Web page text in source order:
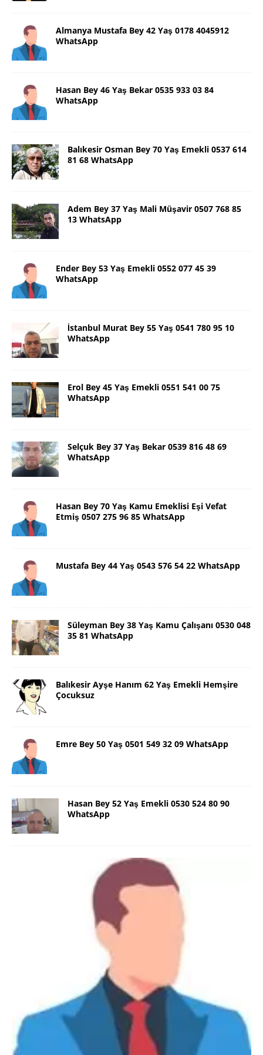
Almanya Mustafa Bey 42 Yaş 0178 4045912
WhatsApp
Hasan Bey 46 Yaş Bekar 0535 933 03 84
WhatsApp
Balıkesir Osman Bey 70 Yaş Emekli 0537 614
81 68 WhatsApp
Adem Bey 37 Yaş Mali Müşavir 0507 768 85
13 WhatsApp
Ender Bey 53 Yaş Emekli 0552 077 45 39
WhatsApp
İstanbul Murat Bey 55 Yaş 0541 780 95 10
WhatsApp
Erol Bey 45 Yaş Emekli 0551 541 00 75
WhatsApp
Selçuk Bey 37 Yaş Bekar 0539 816 48 69
WhatsApp
Hasan Bey 70 Yaş Kamu Emeklisi Eşi Vefat
Etmiş 0507 275 96 85 WhatsApp
Mustafa Bey 44 Yaş 0543 576 54 22 WhatsApp
Süleyman Bey 38 Yaş Kamu Çalışanı 0530 048
35 81 WhatsApp
Balıkesir Ayşe Hanım 62 Yaş Emekli Hemşire
Çocuksuz
Emre Bey 50 Yaş 0501 549 32 09 WhatsApp
Hasan Bey 52 Yaş Emekli 0530 524 80 90
WhatsApp
Danimarka Mustafa Bey 45 Yaş +45
42 48 17 28 WhatsApp
Lütfen Danimarka dışı aramasın. Selam ben
Danimarka’dan Mustafa 45 yaşında, 1.88 boyunda,
98 kiloda, Kumral, ayrılmış bir beyim. Alkol yok.
Sigara var. Maddi sıkıntım yok.